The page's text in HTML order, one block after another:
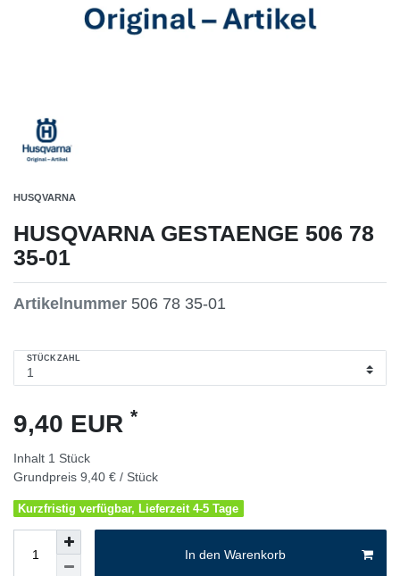
HUSQVARNA
HUSQVARNA GESTAENGE 506 78
35-01
Artikelnummer 506 78 35-01
STÜCKZAHL
9,40 EUR *
Inhalt 1 Stück
Grundpreis 9,40 € / Stück
Kurzfristig verfügbar, Lieferzeit 4-5 Tage
In den Warenkorb